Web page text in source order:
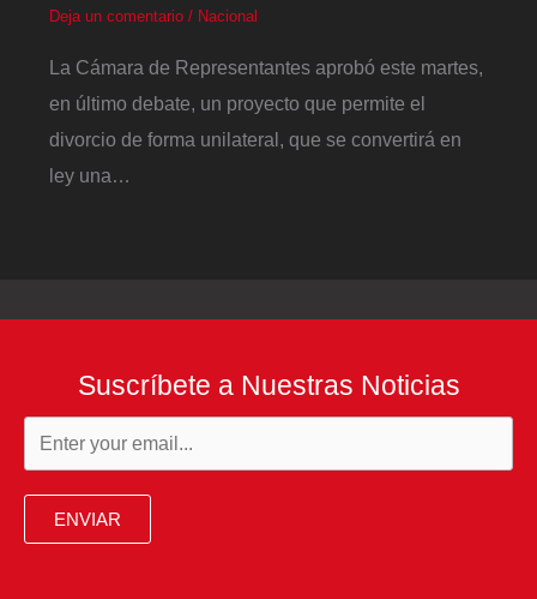
Deja un comentario / Nacional
La Cámara de Representantes aprobó este martes,
en último debate, un proyecto que permite el
divorcio de forma unilateral, que se convertirá en
ley una…
Suscríbete a Nuestras Noticias
ENVIAR